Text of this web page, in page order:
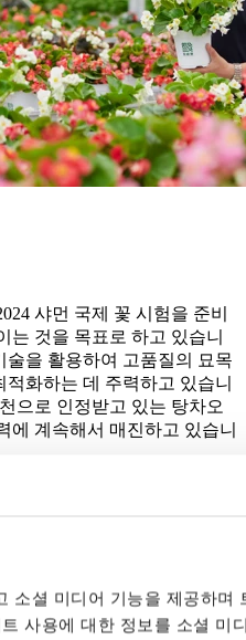
소셜 미디어 기능을 제공하며
사용에 대한 정보를 소셜 미
샤먼 국제 꽃 시험을 준비
는 것을 목표로 하고 있습니
술을 활용하여 고품질의 묘목
화하는 데 주력하고 있습니
으로 인정받고 있는 탕차오
에 계속해서 매진하고 있습니